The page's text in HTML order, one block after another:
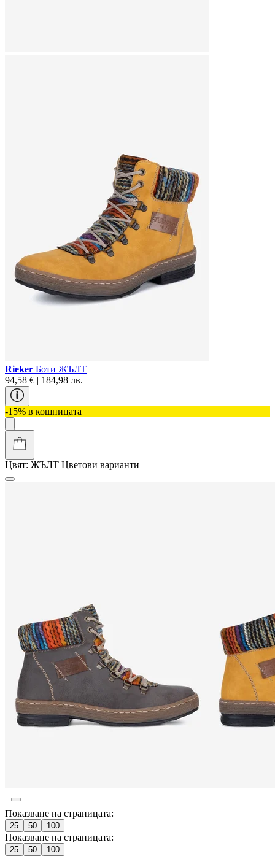
Rieker Боти ЖЪЛТ
94,58 € | 184,98 лв.
-15% в кошницата
Цвят: ЖЪЛТ Цветови варианти
Показване на страницата:
25 50 100
Показване на страницата:
25 50 100